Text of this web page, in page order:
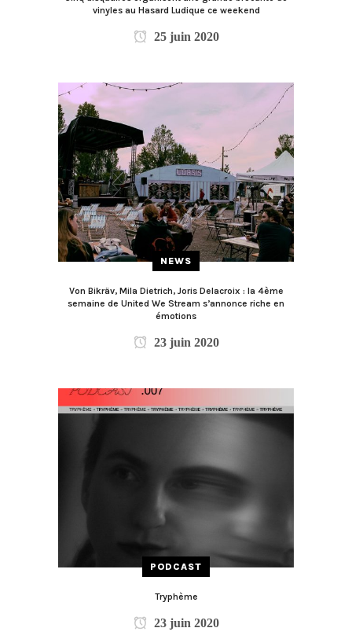
vinyles au Hasard Ludique ce weekend
25 juin 2020
NEWS
Von Bikräv, Mila Dietrich, Joris Delacroix : la 4ème
semaine de United We Stream s’annonce riche en
émotions
23 juin 2020
PODCAST
Tryphème
23 juin 2020